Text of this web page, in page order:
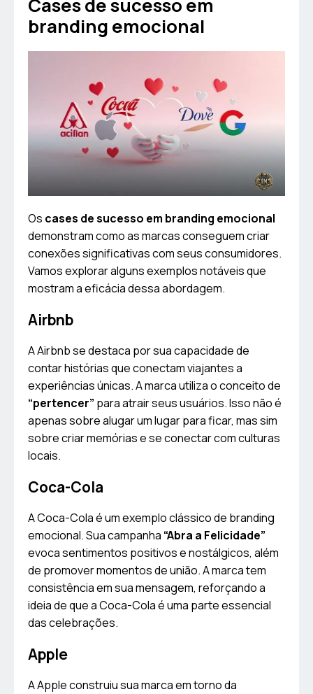
Cases de sucesso em
branding emocional
Os cases de sucesso em branding emocional
demonstram como as marcas conseguem criar
conexões significativas com seus consumidores.
Vamos explorar alguns exemplos notáveis que
mostram a eficácia dessa abordagem.
Airbnb
A Airbnb se destaca por sua capacidade de
contar histórias que conectam viajantes a
experiências únicas. A marca utiliza o conceito de
“pertencer” para atrair seus usuários. Isso não é
apenas sobre alugar um lugar para ficar, mas sim
sobre criar memórias e se conectar com culturas
locais.
Coca-Cola
A Coca-Cola é um exemplo clássico de branding
emocional. Sua campanha “Abra a Felicidade”
evoca sentimentos positivos e nostálgicos, além
de promover momentos de união. A marca tem
consistência em sua mensagem, reforçando a
ideia de que a Coca-Cola é uma parte essencial
das celebrações.
Apple
A Apple construiu sua marca em torno da